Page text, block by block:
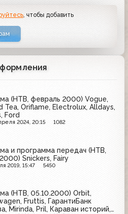
, чтобы добавить
(НТВ, февраль 2000) Vogue,
Tea, Oriflame, Electrolux, Alldays,
Ford
2024, 20:15 1082
и программа передач (НТВ,
Snickers, Fairy
2019, 15:47 5450
(НТВ, 05.10.2000) Orbit,
Fruttis, ГарантиБанк
Mirinda, Pril, Караван историй,